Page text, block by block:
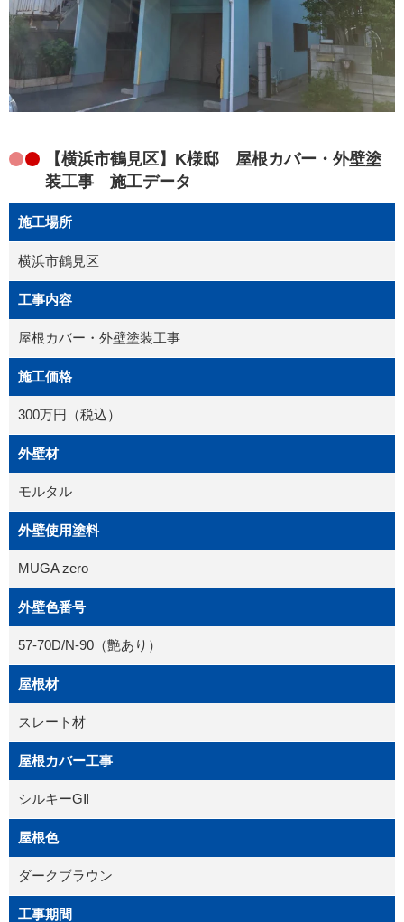
【横浜市鶴見区】K様邸 屋根カバー・外壁塗
装工事 施工データ
施工場所
横浜市鶴見区
工事内容
屋根カバー・外壁塗装工事
施工価格
300万円（税込）
外壁材
モルタル
外壁使用塗料
MUGA zero
外壁色番号
57-70D/N-90（艶あり）
屋根材
スレート材
屋根カバー工事
シルキーGⅡ
屋根色
ダークブラウン
工事期間